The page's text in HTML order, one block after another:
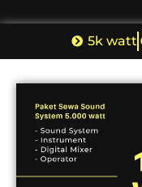
5k watt